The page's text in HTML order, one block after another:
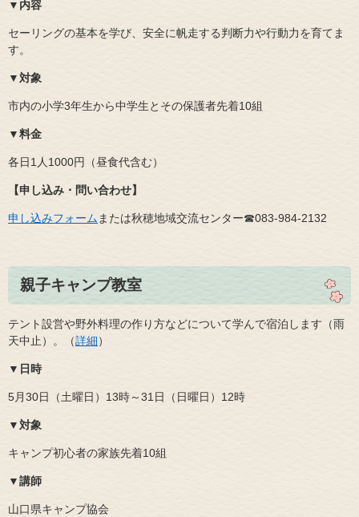
▼内容
セーリングの基本を学び、安全に帆走する判断力や行動力を育てま
す。
▼対象
市内の小学3年生から中学生とその保護者先着10組
▼料金
各日1人1000円（昼食代含む）
【申し込み・問い合わせ】
申し込みフォーム または秋穂地域交流センター☎083‐984‐2132
親子キャンプ教室
テント設営や野外料理の作り方などについて学んで宿泊します（雨
天中止）。（詳細）
▼日時
5月30日（土曜日）13時～31日（日曜日）12時
▼対象
キャンプ初心者の家族先着10組
▼講師
山口県キャンプ協会